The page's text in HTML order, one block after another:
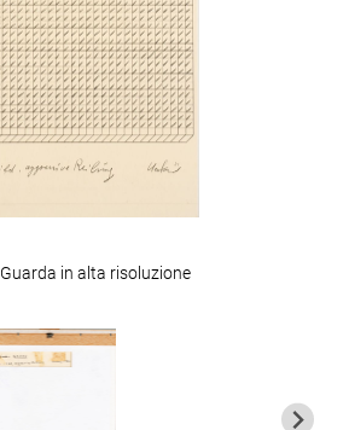
Guarda in alta risoluzione